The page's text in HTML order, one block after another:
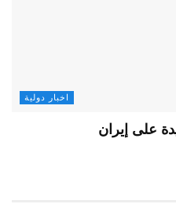
اخبار دولية
على إيران